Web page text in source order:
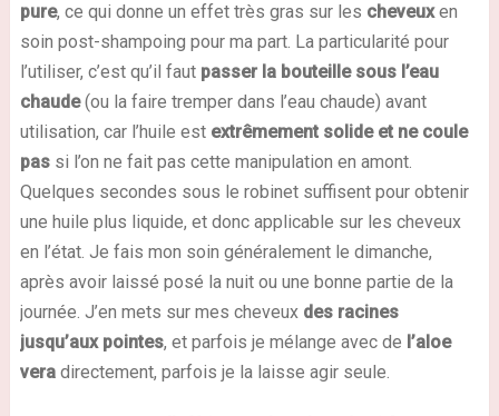
pure, ce qui donne un effet très gras sur les cheveuxen
soin post-shampoing pour ma part. La particularité pour
l’utiliser, c’est qu’il faut passer la bouteille sous l’eau
chaude(ou la faire tremper dans l’eau chaude) avant
utilisation, car l’huile est extrêmement solide et ne coule
passi l’on ne fait pas cette manipulation en amont.
Quelques secondes sous le robinet suffisent pour obtenir
une huile plus liquide, et donc applicable sur les cheveux
en l’état. Je fais mon soin généralement le dimanche,
après avoir laissé posé la nuit ou une bonne partie de la
journée. J’en mets sur mes cheveux des racines
jusqu’aux pointes, et parfois je mélange avec de l’aloe
veradirectement, parfois je la laisse agir seule.